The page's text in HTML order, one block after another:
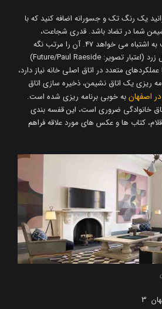
یک رنگ تک و جسورانه اضافه کنید که با
شما در تضاد باشد. قدری شجاعت،
آزمایش و تمایل برای اعتراف به اشتباه می خواهد 47. آن را مرتب نگه
داریدایده اتاق نشیمن با مبل زرد (اعتبار تصویر: Future/Paul Raeside)
متعدد در اتاق اصلی خانه نیاز دارد،
ریزی یک اتاق نشیمن، ذخیره سازی اتاق
اصفهانبه خوبی برنامه ریزی شده است.
خانوادگی ضروری است، این قفسه بندی
کتاب ها و عکس های مورد علاقه فراهم
3